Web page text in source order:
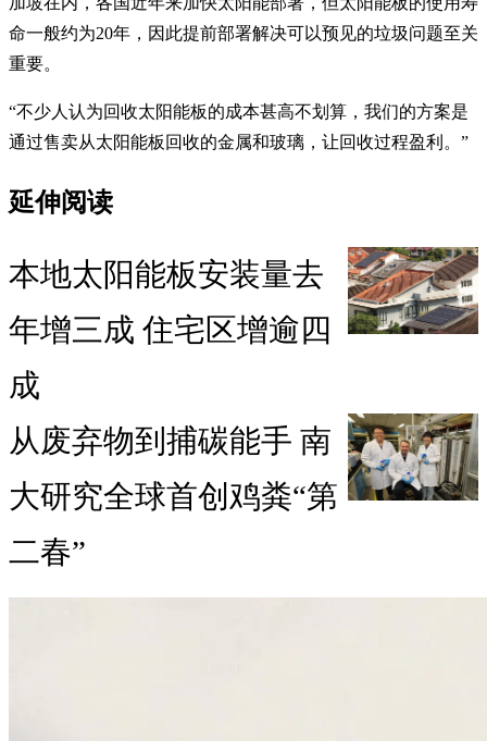
命一般约为20年，因此提前部署解决可以预见的垃圾问题至关
重要。
“不少人认为回收太阳能板的成本甚高不划算，我们的方案是
通过售卖从太阳能板回收的金属和玻璃，让回收过程盈利。”
延伸阅读
本地太阳能板安装量去
年增三成 住宅区增逾四
成
从废弃物到捕碳能手 南
大研究全球首创鸡粪“第
二春”